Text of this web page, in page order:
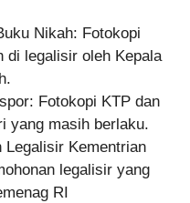
Nikah: Fotokopi
di legalisir oleh Kepala
Fotokopi KTP dan
yang masih berlaku.
Legalisir Kementrian
legalisir yang
RI